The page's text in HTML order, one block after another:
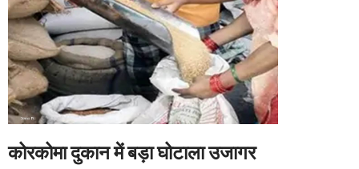
कोरकोमा दुकान में बड़ा घोटाला उजागर